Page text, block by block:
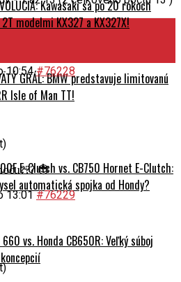
Kawasaki sa po 20 rokoch
modelmi KX327 a KX327X!
GRÁL: BMW predstavuje limitovanú
Isle of Man TT!
E-Clutch vs. CB750 Hornet E-Clutch:
automatická spojka od Hondy?
vs. Honda CB650R: Veľký súboj
10:54 #76228
😎
13:01 #76229